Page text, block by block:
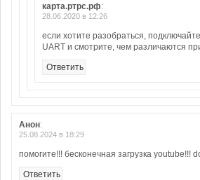
карта.ртрс.рф:
28.06.2020 в 12:26
если хотите разобраться,
UART и смотрите, чем различаются
Ответить
Анон:
25.08.2024 в 18:29
помогите!!! бесконечная загрузка youtube!!!
Ответить